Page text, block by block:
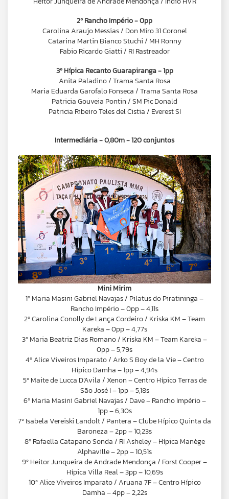
2º Rancho Império - 0pp
Carolina Araujo Messias / Don Miro 31 Coronel
Catarina Martin Bianco Stuchi / MH Ronny
Fabio Ricardo Giatti / RI Rastreador
3º Hípica Recanto Guarapiranga - 1pp
Anita Paladino / Trama Santa Rosa
Maria Eduarda Garofalo Fonseca / Trama Santa Rosa
Patricia Gouveia Pontin / SM Pic Donald
Patricia Ribeiro Teles del Cistia / Everest SI
Intermediária - 0,80m - 120 conjuntos
Mini Mirim
1º Maria Masini Gabriel Navajas / Pilatus do Piratininga –
Rancho Império – 0pp – 4,11s
2º Carolina Conolly de Lança Cordeiro / Kriska KM – Team
Kareka – 0pp – 4,77s
3º Maria Beatriz Dias Romano / Kriska KM – Team Kareka –
0pp – 5,79s
4º Alice Viveiros Imparato / Arko S Boy de la Vie – Centro
Hípico Damha – 1pp – 4,94s
5º Maite de Lucca D’Avila / Xenon – Centro Hípico Terras de
São José I – 1pp – 5,18s
6º Maria Masini Gabriel Navajas / Dave – Rancho Império –
1pp – 6,30s
7º Isabela Vereiski Landolt / Pantera – Clube Hípico Quinta da
Baroneza – 2pp – 10,23s
8º Rafaella Catapano Sonda / RI Asheley – Hípica Manège
Alphaville – 2pp – 10,51s
9º Heitor Junqueira de Andrade Mendonça / Forst Cooper –
Hípica Villa Real – 3pp – 10,69s
10º Alice Viveiros Imparato / Aruana 7F – Centro Hípico
Damha – 4pp – 2,22s